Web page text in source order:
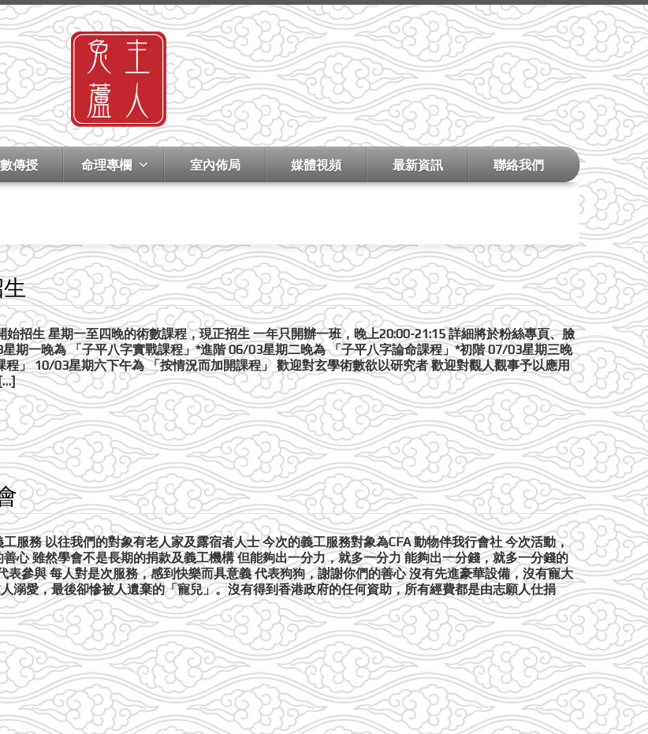
傳授 命理專欄 室內佈局 媒體視頻 最新資訊 聯絡我們
招生 星期一至四晚的術數課程，現正招生 一年只開辦一班，晚上20:00-21:15 詳細將於粉絲專頁、臉
期一晚為 「子平八字實戰課程」*進階 06/03星期二晚為 「子平八字論命課程」*初階 07/03星期三晚
」 10/03星期六下午為 「按情況而加開課程」 歡迎對玄學術數欲以研究者 歡迎對觀人觀事予以應用
服務 以往我們的對象有老人家及露宿者人士 今次的義工服務對象為CFA 動物伴我行會社 今次活動，
心 雖然學會不是長期的捐款及義工機構 但能夠出一分力，就多一分力 能夠出一分錢，就多一分錢的
參與 每人對是次服務，感到快樂而具意義 代表狗狗，謝謝你們的善心 沒有先進豪華設備，沒有寵大
溺愛，最後卻慘被人遺棄的「寵兒」。沒有得到香港政府的任何資助，所有經費都是由志願人仕捐